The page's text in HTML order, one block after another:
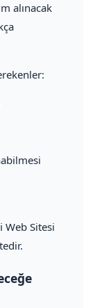
alınacak
Web Sitesi